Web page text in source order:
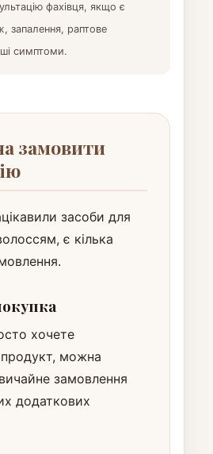
фахівця, якщо є
запалення, раптове
симптоми.
замовити
засоби для
є кілька
хочете
можна
замовлення
додаткових